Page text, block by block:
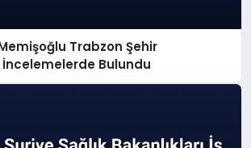
Trabzon Şehir
Bulundu